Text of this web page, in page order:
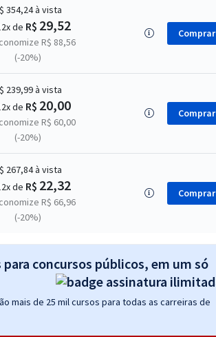
354,24à vista
de R$ 29,52
R$ 88,56
(-20%)
Comprar
239,99à vista
de R$ 20,00
R$ 60,00
(-20%)
Comprar
267,84à vista
de R$ 22,32
R$ 66,96
(-20%)
Comprar
concursos públicos, em um só
mais de 25 mil cursos para todas as carreiras de